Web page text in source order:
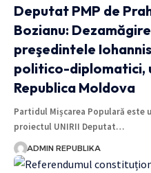
Deputat PMP de
Bozianu:
preşedintele
politico-diplomatici,
Republica Moldova
Partidul Mișcarea Populară este
proiectul UNIRII Deputat…
ADMIN REPUBLIKA